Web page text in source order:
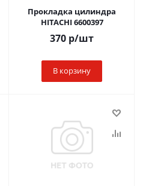
Прокладка цилиндра
HITACHI 6600397
370 р/шт
В корзину